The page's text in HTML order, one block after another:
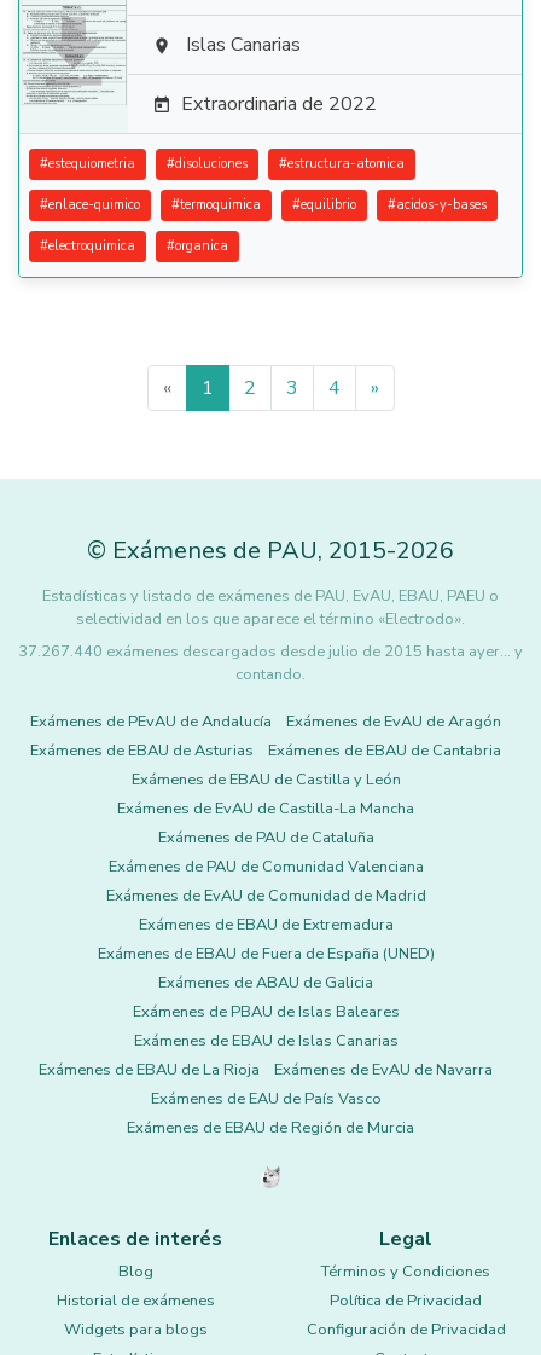
  Islas Canarias
 Extraordinaria de 2022
#estequiometria #disoluciones #estructura-atomica
#enlace-quimico #termoquimica #equilibrio #acidos-y-bases
#electroquimica #organica
« 1 2 3 4 »
© Exámenes de PAU, 2015-2026
Estadísticas y listado de exámenes de PAU, EvAU, EBAU, PAEU o
selectividad en los que aparece el término «Electrodo».
37.267.440 exámenes descargados desde julio de 2015 hasta ayer... y
contando.
Exámenes de PEvAU de Andalucía
Exámenes de EvAU de Aragón
Exámenes de EBAU de Asturias
Exámenes de EBAU de Cantabria
Exámenes de EBAU de Castilla y León
Exámenes de EvAU de Castilla-La Mancha
Exámenes de PAU de Cataluña
Exámenes de PAU de Comunidad Valenciana
Exámenes de EvAU de Comunidad de Madrid
Exámenes de EBAU de Extremadura
Exámenes de EBAU de Fuera de España (UNED)
Exámenes de ABAU de Galicia
Exámenes de PBAU de Islas Baleares
Exámenes de EBAU de Islas Canarias
Exámenes de EBAU de La Rioja
Exámenes de EvAU de Navarra
Exámenes de EAU de País Vasco
Exámenes de EBAU de Región de Murcia
Enlaces de interés
Blog
Historial de exámenes
Widgets para blogs
Legal
Términos y Condiciones
Política de Privacidad
Configuración de Privacidad